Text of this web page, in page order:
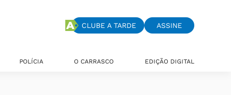
CLUBE A TARDE ASSINE
POLÍCIA O CARRASCO EDIÇÃO DIGITAL